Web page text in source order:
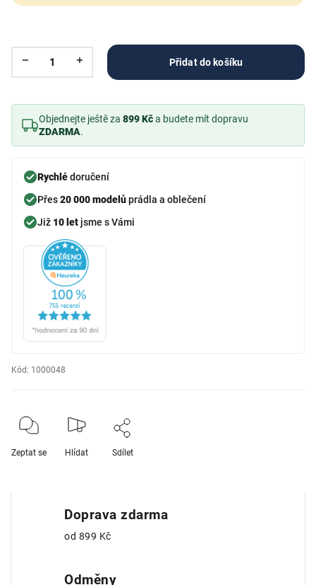
Přidat do košíku
Objednejte ještě za 899 Kča budete mít dopravu
ZDARMA.
Rychlédoručení
Přes20 000 modelůprádla a oblečení
Již 10 let jsme s Vámi
Kód: 1000048
Zeptat se Hlídat Sdílet
Doprava zdarma
od 899 Kč
Odměny